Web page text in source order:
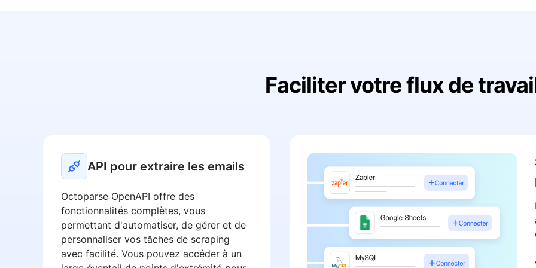
Faciliter votre flux de
API pour extraire les emails
Octoparse OpenAPI offre des
fonctionnalités complètes, vous
permettant d'automatiser, de gérer et de
personnaliser vos tâches de scraping
avec facilité. Vous pouvez accéder à un